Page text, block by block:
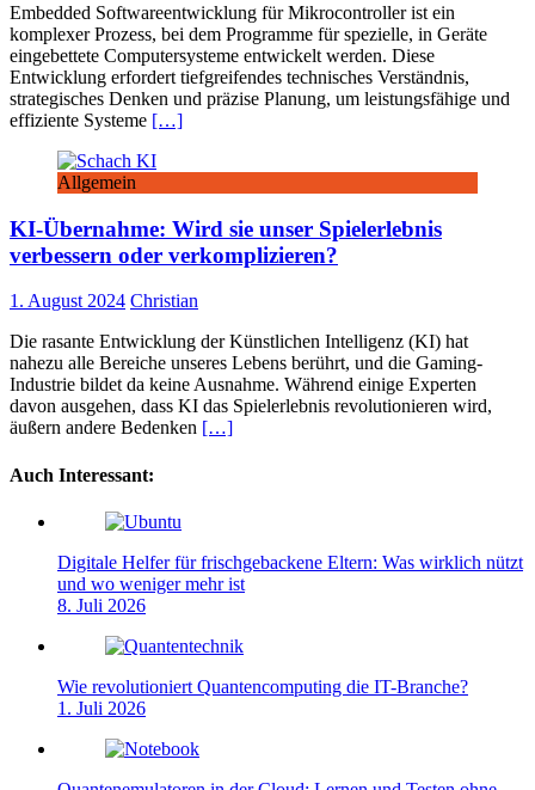
Embedded Softwareentwicklung für Mikrocontroller ist ein
komplexer Prozess, bei dem Programme für spezielle, in Geräte
eingebettete Computersysteme entwickelt werden. Diese
Entwicklung erfordert tiefgreifendes technisches Verständnis,
strategisches Denken und präzise Planung, um leistungsfähige und
effiziente Systeme […]
Allgemein
KI-Übernahme: Wird sie unser Spielerlebnis
verbessern oder verkomplizieren?
1. August 2024 Christian
Die rasante Entwicklung der Künstlichen Intelligenz (KI) hat
nahezu alle Bereiche unseres Lebens berührt, und die Gaming-
Industrie bildet da keine Ausnahme. Während einige Experten
davon ausgehen, dass KI das Spielerlebnis revolutionieren wird,
äußern andere Bedenken […]
Auch Interessant:
Digitale Helfer für frischgebackene Eltern: Was wirklich nützt
und wo weniger mehr ist
8. Juli 2026
Wie revolutioniert Quantencomputing die IT-Branche?
1. Juli 2026